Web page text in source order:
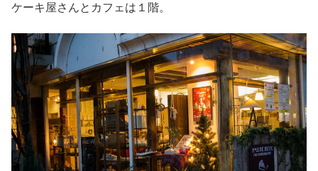
ケーキ屋さんとカフェは１階。